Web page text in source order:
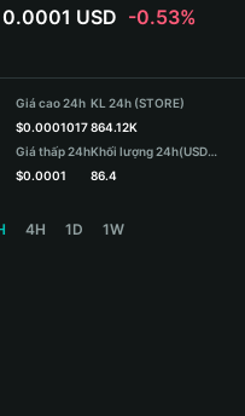
0.0001 USD -0.53%
Giá cao 24h
$0.0001017
Giá thấp 24h
$0.0001
KL 24h (STORE)
864.12K
Khối lượng 24h(USDT)
86.4
4H 1D 1W